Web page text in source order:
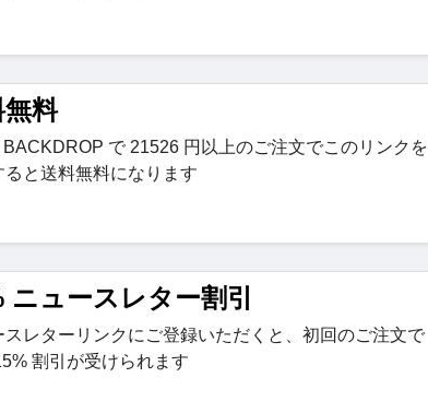
料
BACKDROP で 21526 円以上のご注文でこのリンクを
ると送料無料になります
ニュースレター割引
スレターリンクにご登録いただくと、初回のご注文で
割引が受けられます